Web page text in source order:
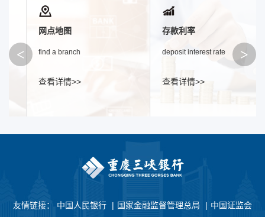
<
网点地图
find a branch
查看详情>>
存款利率
deposit interest rate
查看详情>>
>
友情链接： 中国人民银行 | 国家金融监督管理总局 | 中国证监会